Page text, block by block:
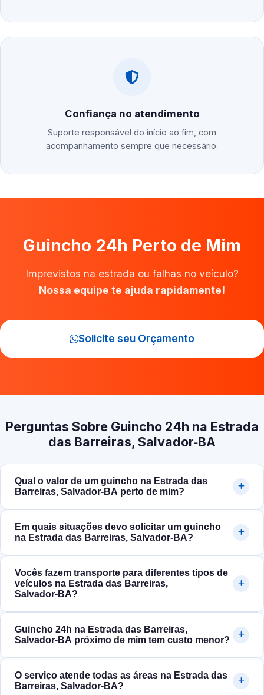
Confiança no atendimento
Suporte responsável do início ao fim, com
acompanhamento sempre que necessário.
Guincho 24h Perto de Mim
Imprevistos na estrada ou falhas no veículo?
Nossa equipe te ajuda rapidamente!
Solicite seu Orçamento
Perguntas Sobre Guincho 24h na Estrada
das Barreiras, Salvador‑BA
Qual o valor de um guincho na Estrada das
Barreiras, Salvador‑BA perto de mim?
Em quais situações devo solicitar um guincho
na Estrada das Barreiras, Salvador‑BA?
Vocês fazem transporte para diferentes tipos de
veículos na Estrada das Barreiras,
Salvador‑BA?
Guincho 24h na Estrada das Barreiras,
Salvador‑BA próximo de mim tem custo menor?
O serviço atende todas as áreas na Estrada das
Barreiras, Salvador‑BA?